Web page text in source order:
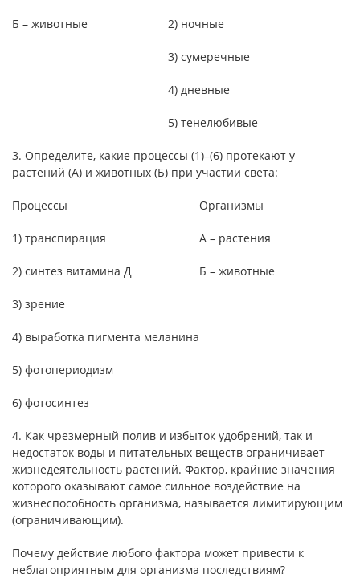
Б – животные 2) ночные
3) сумеречные
4) дневные
5) тенелюбивые
3. Определите, какие процессы (1)–(6) протекают у
растений (А) и животных (Б) при участии света:
Процессы Организмы
1) транспирация А – растения
2) синтез витамина Д Б – животные
3) зрение
4) выработка пигмента меланина
5) фотопериодизм
6) фотосинтез
4. Как чрезмерный полив и избыток удобрений, так и
недостаток воды и питательных веществ ограничивает
жизнедеятельность растений. Фактор, крайние значения
которого оказывают самое сильное воздействие на
жизнеспособность организма, называется лимитирующим
(ограничивающим).
Почему действие любого фактора может привести к
неблагоприятным для организма последствиям?